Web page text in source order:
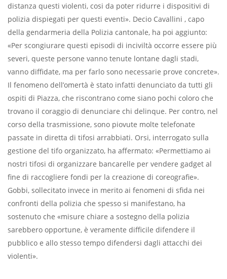
distanza questi violenti, cosi da poter ridurre i dispositivi di
polizia dispiegati per questi eventi». Decio Cavallini , capo
della gendarmeria della Polizia cantonale, ha poi aggiunto:
«Per scongiurare questi episodi di inciviltà occorre essere più
severi, queste persone vanno tenute lontane dagli stadi,
vanno diffidate, ma per farlo sono necessarie prove concrete».
Il fenomeno dell’omertà è stato infatti denunciato da tutti gli
ospiti di Piazza, che riscontrano come siano pochi coloro che
trovano il coraggio di denunciare chi delinque. Per contro, nel
corso della trasmissione, sono piovute molte telefonate
passate in diretta di tifosi arrabbiati. Orsi, interrogato sulla
gestione del tifo organizzato, ha affermato: «Permettiamo ai
nostri tifosi di organizzare bancarelle per vendere gadget al
fine di raccogliere fondi per la creazione di coreografie».
Gobbi, sollecitato invece in merito ai fenomeni di sfida nei
confronti della polizia che spesso si manifestano, ha
sostenuto che «misure chiare a sostegno della polizia
sarebbero opportune, è veramente difficile difendere il
pubblico e allo stesso tempo difendersi dagli attacchi dei
violenti».